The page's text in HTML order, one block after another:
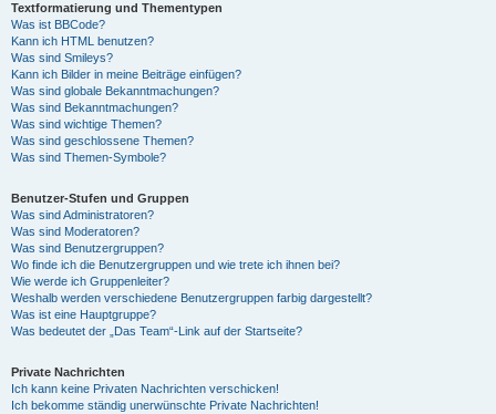
Textformatierung und Thementypen
Was ist BBCode?
Kann ich HTML benutzen?
Was sind Smileys?
Kann ich Bilder in meine Beiträge einfügen?
Was sind globale Bekanntmachungen?
Was sind Bekanntmachungen?
Was sind wichtige Themen?
Was sind geschlossene Themen?
Was sind Themen-Symbole?
Benutzer-Stufen und Gruppen
Was sind Administratoren?
Was sind Moderatoren?
Was sind Benutzergruppen?
Wo finde ich die Benutzergruppen und wie trete ich ihnen bei?
Wie werde ich Gruppenleiter?
Weshalb werden verschiedene Benutzergruppen farbig dargestellt?
Was ist eine Hauptgruppe?
Was bedeutet der „Das Team“-Link auf der Startseite?
Private Nachrichten
Ich kann keine Privaten Nachrichten verschicken!
Ich bekomme ständig unerwünschte Private Nachrichten!